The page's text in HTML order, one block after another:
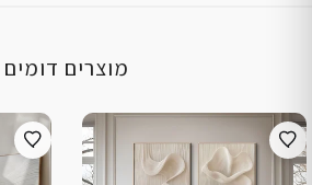
מוצרים דומים